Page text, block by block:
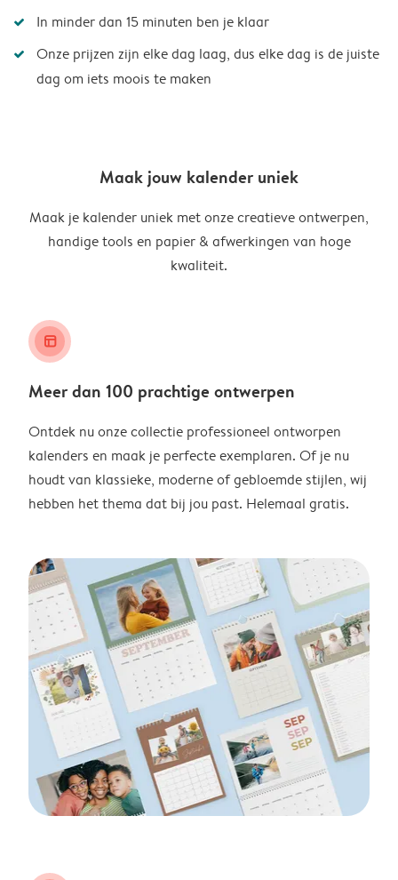
In minder dan 15 minuten ben je klaar
Onze prijzen zijn elke dag laag, dus elke dag is de juiste
dag om iets moois te maken
Maak jouw kalender uniek
Maak je kalender uniek met onze creatieve ontwerpen,
handige tools en papier & afwerkingen van hoge
kwaliteit.
layout_alt
Meer dan 100 prachtige ontwerpen
Ontdek nu onze collectie professioneel ontworpen
kalenders en maak je perfecte exemplaren. Of je nu
houdt van klassieke, moderne of gebloemde stijlen, wij
hebben het thema dat bij jou past. Helemaal gratis.